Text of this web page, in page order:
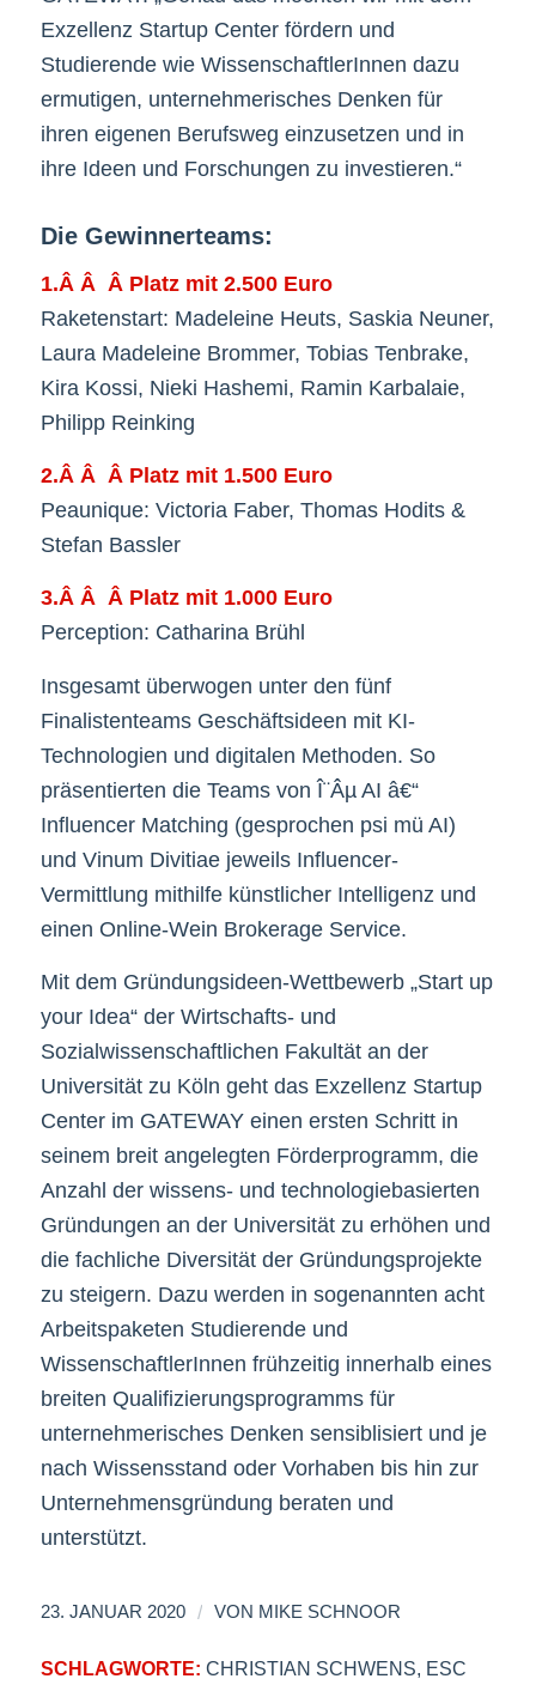
Exzellenz Startup Center fördern und
Studierende wie WissenschaftlerInnen dazu
ermutigen, unternehmerisches Denken für
ihren eigenen Berufsweg einzusetzen und in
ihre Ideen und Forschungen zu investieren.“
Die Gewinnerteams:
1.Â Â Â Platz mit 2.500 Euro
Raketenstart: Madeleine Heuts, Saskia Neuner,
Laura Madeleine Brommer, Tobias Tenbrake,
Kira Kossi, Nieki Hashemi, Ramin Karbalaie,
Philipp Reinking
2.Â Â Â Platz mit 1.500 Euro
Peaunique: Victoria Faber, Thomas Hodits &
Stefan Bassler
3.Â Â Â Platz mit 1.000 Euro
Perception: Catharina Brühl
Insgesamt überwogen unter den fünf
Finalistenteams Geschäftsideen mit KI-
Technologien und digitalen Methoden. So
präsentierten die Teams von Î¨Âµ AI â€“
Influencer Matching (gesprochen psi mü AI)
und Vinum Divitiae jeweils Influencer-
Vermittlung mithilfe künstlicher Intelligenz und
einen Online-Wein Brokerage Service.
Mit dem Gründungsideen-Wettbewerb „Start up
your Idea“ der Wirtschafts- und
Sozialwissenschaftlichen Fakultät an der
Universität zu Köln geht das Exzellenz Startup
Center im GATEWAY einen ersten Schritt in
seinem breit angelegten Förderprogramm, die
Anzahl der wissens- und technologiebasierten
Gründungen an der Universität zu erhöhen und
die fachliche Diversität der Gründungsprojekte
zu steigern. Dazu werden in sogenannten acht
Arbeitspaketen Studierende und
WissenschaftlerInnen frühzeitig innerhalb eines
breiten Qualifizierungsprogramms für
unternehmerisches Denken sensiblisiert und je
nach Wissensstand oder Vorhaben bis hin zur
Unternehmensgründung beraten und
unterstützt.
23. JANUAR 2020 / VON MIKE SCHNOOR
SCHLAGWORTE: CHRISTIAN SCHWENS, ESC